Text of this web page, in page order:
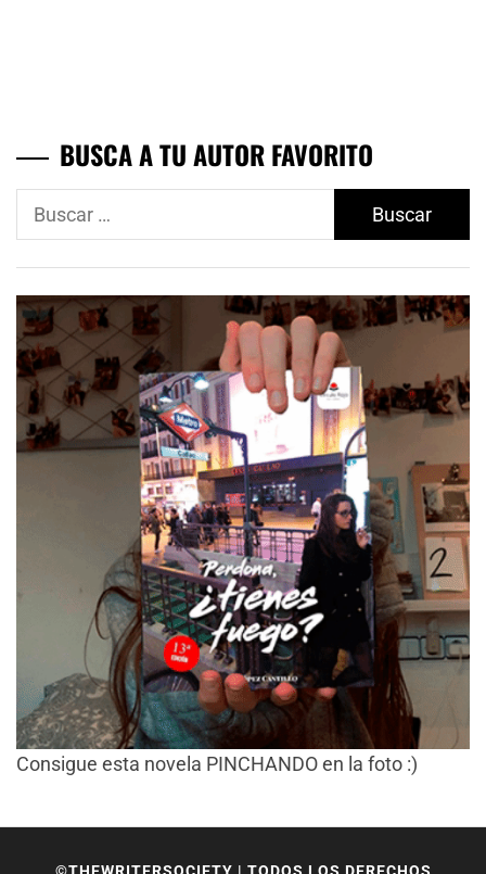
BUSCA A TU AUTOR FAVORITO
Buscar:
Consigue esta novela PINCHANDO en la foto :)
©THEWRITERSOCIETY | TODOS LOS DERECHOS